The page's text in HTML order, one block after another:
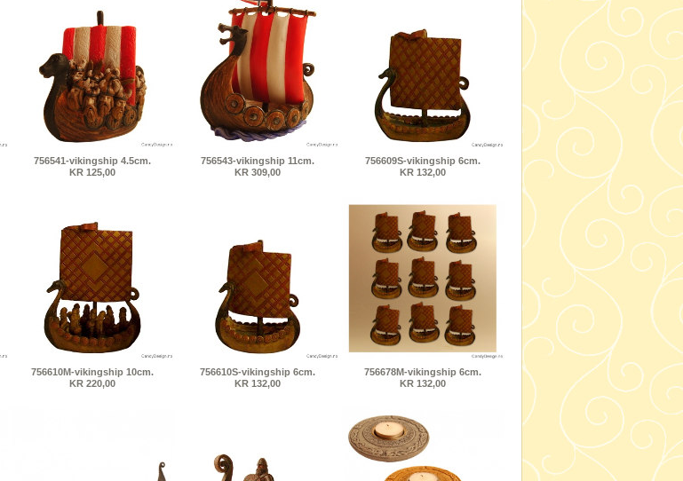
756541-vikingship 4.5cm.
KR 125,00
756543-vikingship 11cm.
KR 309,00
756609S-vikingship 6cm.
KR 132,00
756610M-vikingship 10cm.
KR 220,00
756610S-vikingship 6cm.
KR 132,00
756678M-vikingship 6cm.
KR 132,00